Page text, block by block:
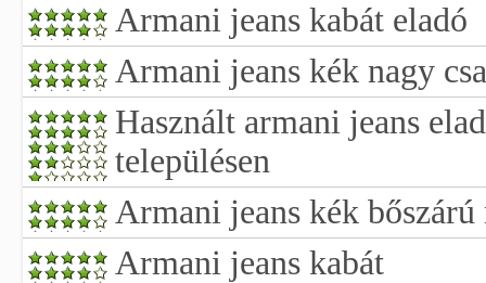
Armani jeans kabát eladó
Armani jeans kék nagy
Használt armani jeans
településen
Armani jeans kék
Armani jeans kabát